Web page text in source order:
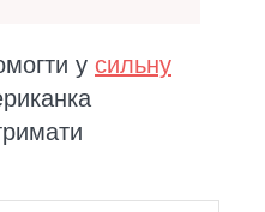
у сильну